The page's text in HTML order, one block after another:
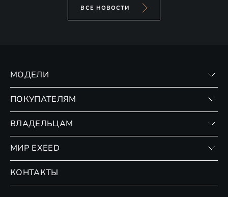
ВСЕ НОВОСТИ
МОДЕЛИ
VX
ПОКУПАТЕЛЯМ
Записаться на тест-драйв
Страхование
Обмен / Trade-in
ВЛАДЕЛЬЦАМ
Личный кабинет
Сервис
Гарантия EXEED
МИР EXEED
Новости и события
КОНТАКТЫ